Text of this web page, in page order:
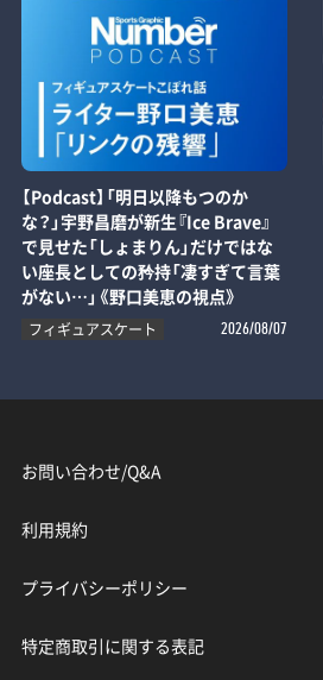
【Podcast】「明日以降もつのか
な？」宇野昌磨が新生『Ice Brave』
で見せた「しょまりん」だけではな
い座長としての矜持「凄すぎて言葉
がない…」《野口美恵の視点》
フィギュアスケート 2026/08/07
お問い合わせ/Q&A
利用規約
プライバシーポリシー
特定商取引に関する表記